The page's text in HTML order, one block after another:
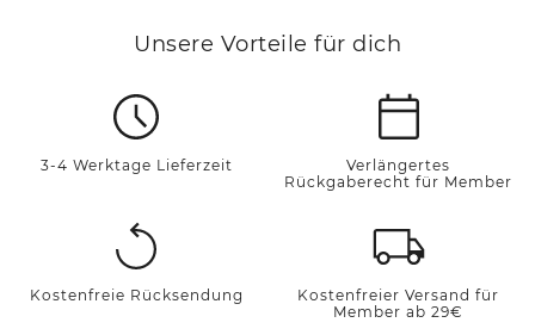
Unsere Vorteile für dich
3-4 Werktage Lieferzeit
Verlängertes
Rückgaberecht für Member
Kostenfreie Rücksendung
Kostenfreier Versand für
Member ab 29€